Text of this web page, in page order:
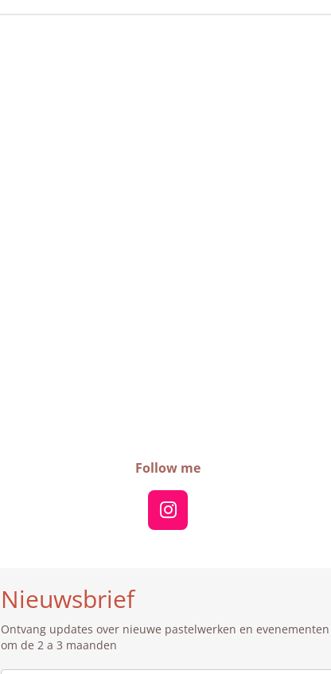
Follow me
I
n
r
Nieuwsbrief
Ontvang updates over nieuwe pastelwerken en evenementen
om de 2 a 3 maanden